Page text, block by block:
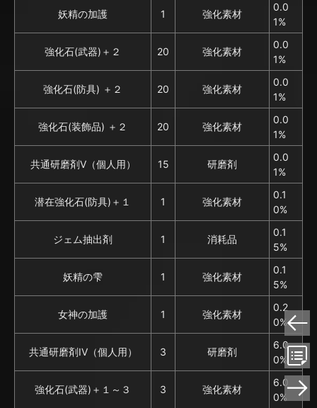
妖精の加護 1 強化素材
0.0
1%
強化石(武器)＋２ 20 強化素材
0.0
1%
強化石(防具) ＋２ 20 強化素材
0.0
1%
強化石(装飾品) ＋２ 20 強化素材
0.0
1%
共通研磨剤V（個人用） 15 研磨剤
0.0
1%
潜在強化石(防具)＋１ 1 強化素材
0.1
0%
ジェム抽出剤 1 消耗品
0.1
5%
妖精の雫 1 強化素材
0.1
5%
女神の加護 1 強化素材
0.2
0%
共通研磨剤IV（個人用） 3 研磨剤
6.0
0%
強化石(武器)＋１～３ 3 強化素材
6.0
0%